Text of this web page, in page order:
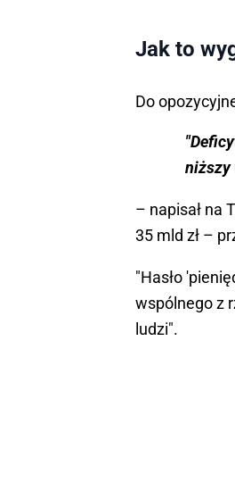
Jak to
Do
niższy
– napisał na
35 mld zł –
"Hasło
wspólnego z
ludzi".